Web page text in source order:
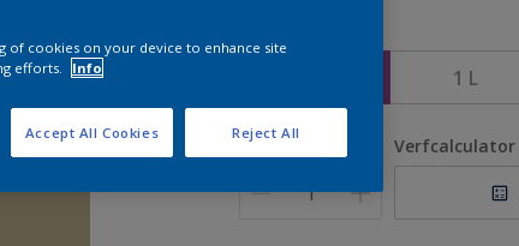
Grootte
1 L
Aantal Verfcalculator
of cookies on your device to enhance site
efforts.
Info
Reject All
Accept All Cookies